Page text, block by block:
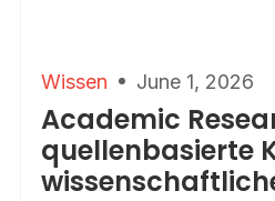
Wissen June 1, 2026
Academic
quellenbasierte